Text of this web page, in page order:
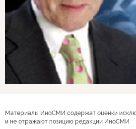
Материалы ИноСМИ содержат оценки
и не отражают позицию редакции ИноСМИ